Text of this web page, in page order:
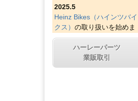
2025.5
Heinz Bikes（ハインツバイ
クス） の取り扱いを始めま
した。
2025.4
Figurati Designs（フィグラ
ハーレーパーツ
業販取引